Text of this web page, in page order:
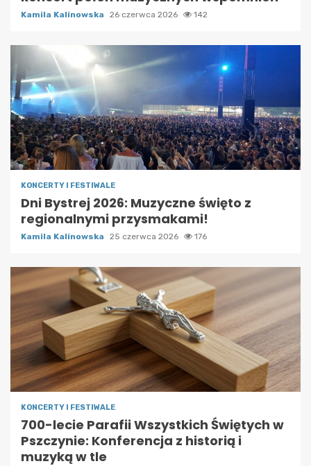
Kamila Kalinowska 26 czerwca 2026 142
KONCERTY I FESTIWALE
Dni Bystrej 2026: Muzyczne święto z
regionalnymi przysmakami!
Kamila Kalinowska 25 czerwca 2026 176
KONCERTY I FESTIWALE
700-lecie Parafii Wszystkich Świętych w
Pszczynie: Konferencja z historią i
muzyką w tle